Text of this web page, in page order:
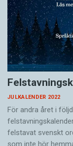
JULKALENDER 2022
För andra året i
felstavat svenskt
som inte hör